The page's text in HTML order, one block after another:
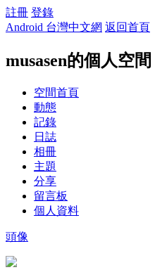
註冊 登錄
Android 台灣中文網 返回首頁
musasen的個人空間
空間首頁
動態
記錄
日誌
相冊
主題
分享
留言板
個人資料
頭像